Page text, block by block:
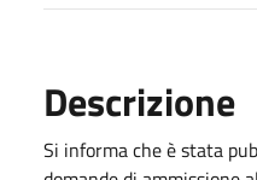
Descrizione
Si informa che è stata